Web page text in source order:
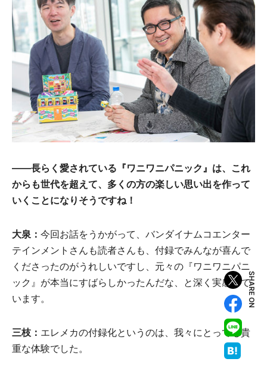
――長らく愛されている『ワニワニパニック』は、これ
からも世代を超えて、多くの方の楽しい思い出を作って
いくことになりそうですね！
大泉： 今回お話をうかがって、バンダイナムコエンター
テインメントさんも読者さんも、付録でみんなが喜んで
くださったのがうれしいですし、元々の『ワニワニパニ
ック』が本当にすばらしかったんだな、と深く実感して
います。
三枝： エレメカの付録化というのは、我々にとっても貴
重な体験でした。
SHARE ON